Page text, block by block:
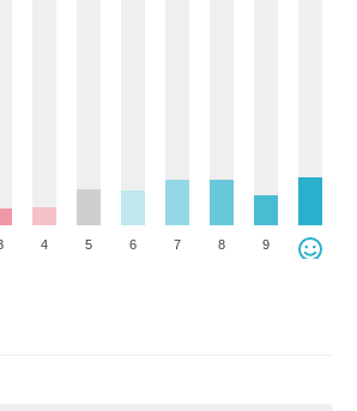
4 5 6 7 8 9